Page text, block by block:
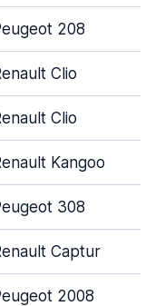
208
Clio
Clio
Kangoo
308
Captur
2008